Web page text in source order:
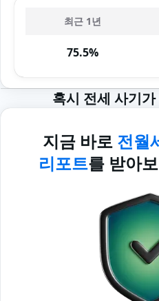
최근 1년
75.5%
혹시 전세 사기
지금 바로 전월
리포트를 받아